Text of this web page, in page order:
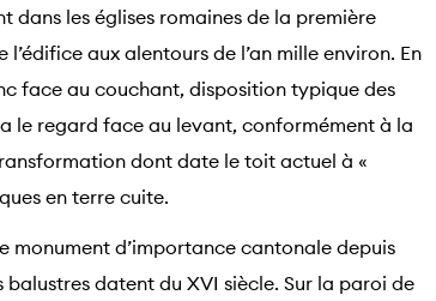
les églises romaines de la première
aux alentours de l’an mille environ. En
face au couchant, disposition typique des
le regard face au levant, conformément à la
dont date le toit actuel à «
en terre cuite.
monument d’importance cantonale depuis
datent du XVI siècle. Sur la paroi de